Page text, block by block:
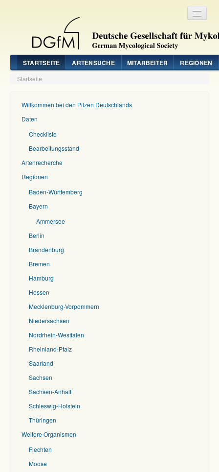
STARTSEITE ARTENSUCHE MITARBEITER REGIONEN
Startseite
Willkommen bei den Pilzen Deutschlands
Daten
Checkliste
Bearbeitungsstand
Artenrecherche
Regionen
Baden-Württemberg
Bayern
Ammersee
Berlin
Brandenburg
Bremen
Hamburg
Hessen
Mecklenburg-Vorpommern
Niedersachsen
Nordrhein-Westfalen
Rheinland-Pfalz
Saarland
Sachsen
Sachsen-Anhalt
Schleswig-Holstein
Thüringen
Weitere Organismen
Flechten
Moose